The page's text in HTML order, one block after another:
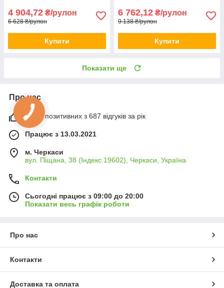
4 904,72 ₴/рулон
6 628 ₴/рулон
Купити
6 762,12 ₴/рулон
9 138 ₴/рулон
Купити
Показати ще
Про нас
100% позитивних з 687 відгуків за рік
Працює з 13.03.2021
м. Черкаси
вул. Піщана, 38 (Індекс 19602), Черкаси, Україна
Контакти
Сьогодні працює з 09:00 до 20:00
Показати весь графік роботи
Про нас
Контакти
Доставка та оплата